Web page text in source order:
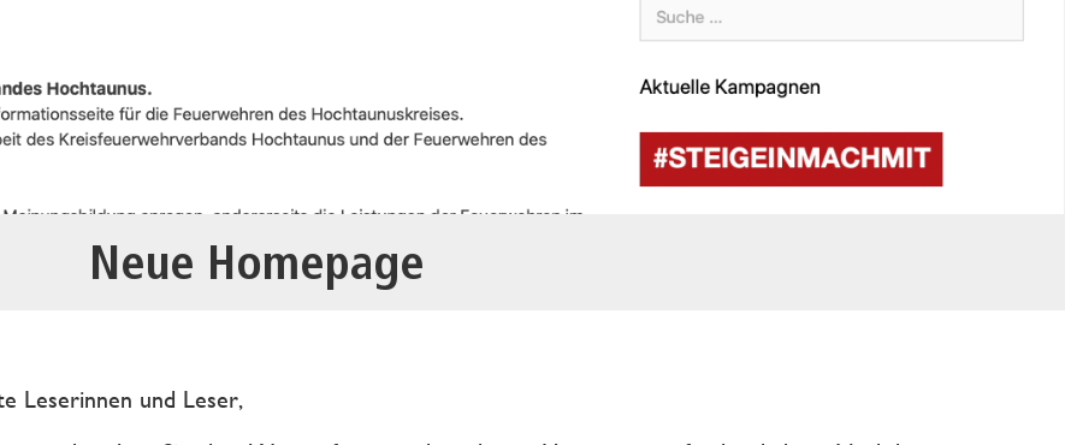
Neue Homepage
Leserinnen und Leser,